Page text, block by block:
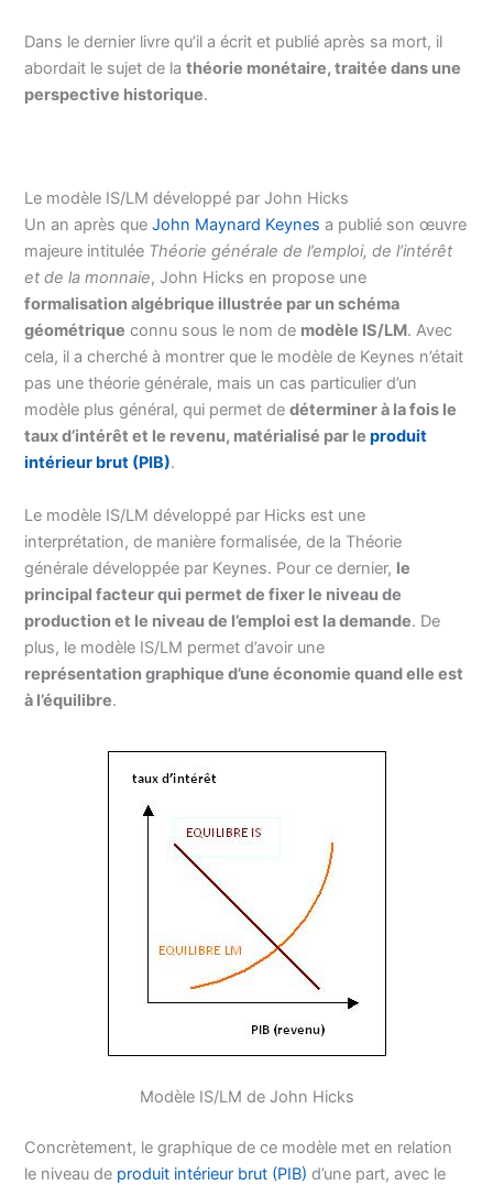
Dans le dernier livre qu’il a écrit et publié après sa mort, il
abordait le sujet de lathéorie monétaire, traitée dans une
perspective historique.
Le modèle IS/LM développé par John Hicks
Un an après queJohn Maynard Keynes a publié son œuvre
majeure intitulée Théorie générale de l’emploi, de l’intérêt
et de la monnaie, John Hicks en propose une
formalisation algébrique illustrée par un schéma
géométrique connu sous le nom de modèle IS/LM. Avec
cela, il a cherché à montrer que le modèle de Keynes n’était
pas une théorie générale, mais un cas particulier d’un
modèle plus général, qui permet dedéterminer à la fois le
taux d’intérêt et le revenu, matérialisé par leproduit
intérieur brut (PIB).
Le modèle IS/LM développé par Hicks est une
interprétation, de manière formalisée, de la Théorie
générale développée par Keynes. Pour ce dernier, le
principal facteur qui permet de fixer le niveau de
production et le niveau de l’emploi est la demande. De
plus, le modèle IS/LM permet d’avoir une
représentationgraphique d’une économie quand elle est
à l’équilibre.
Modèle IS/LM de John Hicks
Concrètement, le graphique de ce modèle met en relation
le niveau de produit intérieur brut (PIB) d’une part, avec le